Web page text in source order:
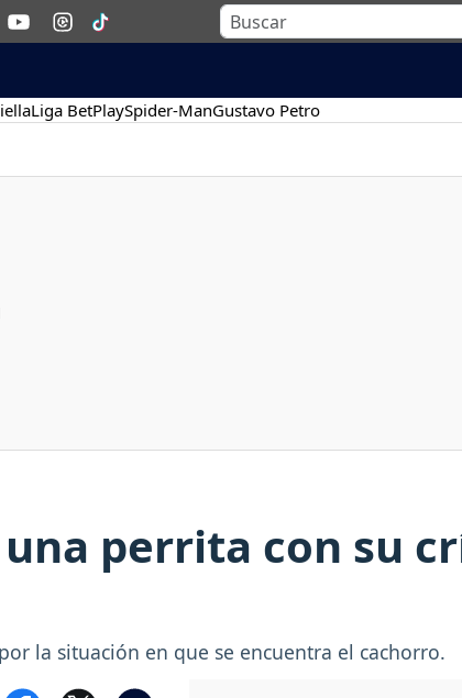
Liga BetPlaySpider-ManGustavo Petro
perrita con su
la situación en que se encuentra el cachorro.